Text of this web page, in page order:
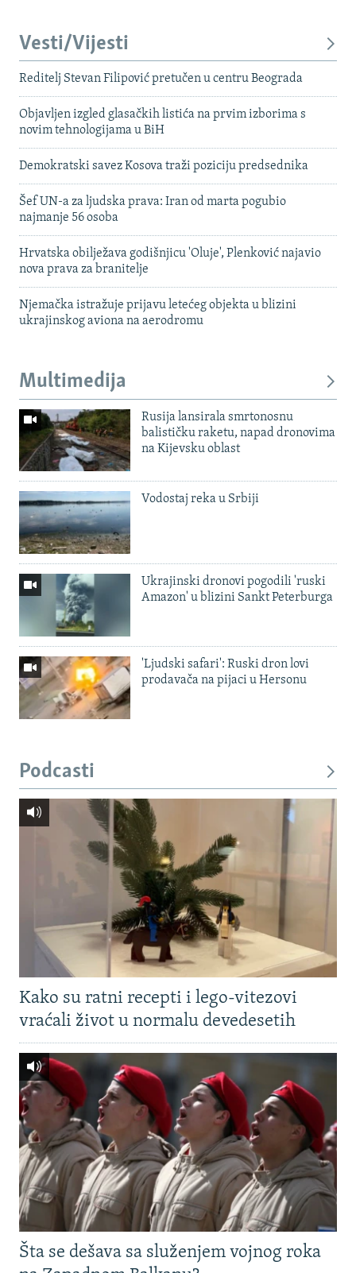
Vesti/Vijesti
Reditelj Stevan Filipović pretučen u centru Beograda
Objavljen izgled glasačkih listića na prvim izborima s
novim tehnologijama u BiH
Demokratski savez Kosova traži poziciju predsednika
Šef UN-a za ljudska prava: Iran od marta pogubio
najmanje 56 osoba
Hrvatska obilježava godišnjicu 'Oluje', Plenković najavio
nova prava za branitelje
Njemačka istražuje prijavu letećeg objekta u blizini
ukrajinskog aviona na aerodromu
Multimedija
Rusija lansirala smrtonosnu
balističku raketu, napad dronovima
na Kijevsku oblast
Vodostaj reka u Srbiji
Ukrajinski dronovi pogodili 'ruski
Amazon' u blizini Sankt Peterburga
'Ljudski safari': Ruski dron lovi
prodavača na pijaci u Hersonu
Podcasti
Kako su ratni recepti i lego-vitezovi
vraćali život u normalu devedesetih
Šta se dešava sa služenjem vojnog roka